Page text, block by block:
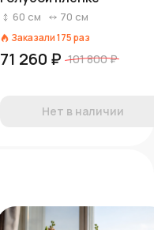
60 см 70 см
Заказали175раз
71 260 ₽ 101 800 ₽
Нет в наличии